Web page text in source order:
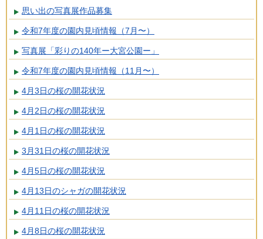
思い出の写真展作品募集
令和7年度の園内見頃情報（7月〜）
写真展「彩りの140年ー大宮公園ー」
令和7年度の園内見頃情報（11月〜）
4月3日の桜の開花状況
4月2日の桜の開花状況
4月1日の桜の開花状況
3月31日の桜の開花状況
4月5日の桜の開花状況
4月13日のシャガの開花状況
4月11日の桜の開花状況
4月8日の桜の開花状況